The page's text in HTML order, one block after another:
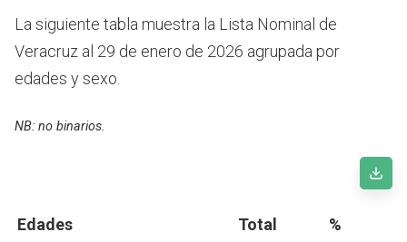
La siguiente tabla muestra la Lista Nominal de
Veracruz al 29 de enero de 2026 agrupada por
edades y sexo.
NB: no binarios.
Edades Total %